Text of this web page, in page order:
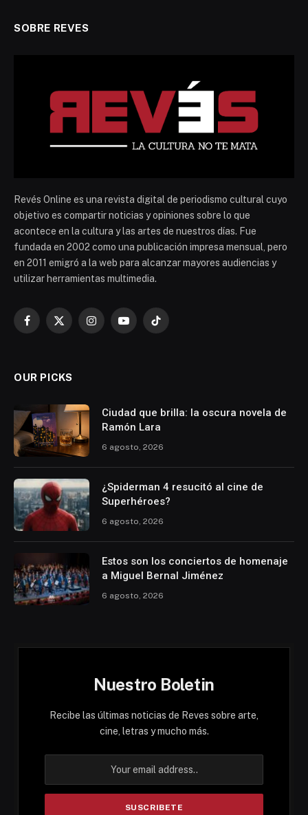
SOBRE REVES
Revés Online es una revista digital de periodismo cultural cuyo
objetivo es compartir noticias y opiniones sobre lo que
acontece en la cultura y las artes de nuestros días. Fue
fundada en 2002 como una publicación impresa mensual, pero
en 2011 emigró a la web para alcanzar mayores audiencias y
utilizar herramientas multimedia.
Facebook
X
InstagramYouTubeTikTok
OUR PICKS
Ciudad que brilla: la oscura novela de
Ramón Lara
6 agosto, 2026
¿Spiderman 4 resucitó al cine de
Superhéroes?
6 agosto, 2026
Estos son los conciertos de homenaje
a Miguel Bernal Jiménez
6 agosto, 2026
Nuestro Boletin
Recibe las últimas noticias de Reves sobre arte,
cine, letras y mucho más.